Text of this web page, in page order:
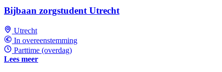
Bijbaan zorgstudent Utrecht
Utrecht
In overeenstemming
Parttime (overdag)
Lees meer